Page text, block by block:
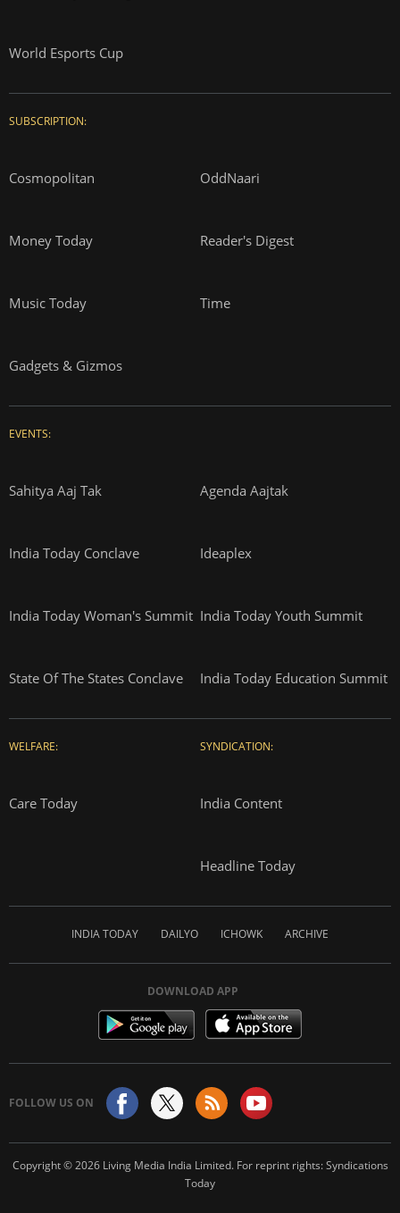
World Esports Cup
SUBSCRIPTION:
Cosmopolitan OddNaari
Money Today Reader's Digest
Music Today Time
Gadgets & Gizmos
EVENTS:
Sahitya Aaj Tak Agenda Aajtak
India Today Conclave Ideaplex
India Today Woman's Summit India Today Youth Summit
State Of The States Conclave India Today Education Summit
WELFARE:
Care Today
SYNDICATION:
India Content
Headline Today
INDIA TODAY DAILYO ICHOWK ARCHIVE
DOWNLOAD APP
FOLLOW US ON
Copyright ©2026Living Media India Limited. For reprint rights:Syndications
Today